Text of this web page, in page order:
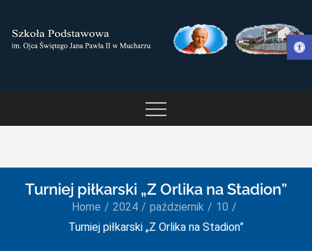
Otwórz pasek narzędzi
content
OJCA ŚWIĘTEGO JANA
Turniej piłkarski „Z Orlika na Stadion”
Home 2024 październik
10
Turniej piłkarski „Z Orlika na Stadion”